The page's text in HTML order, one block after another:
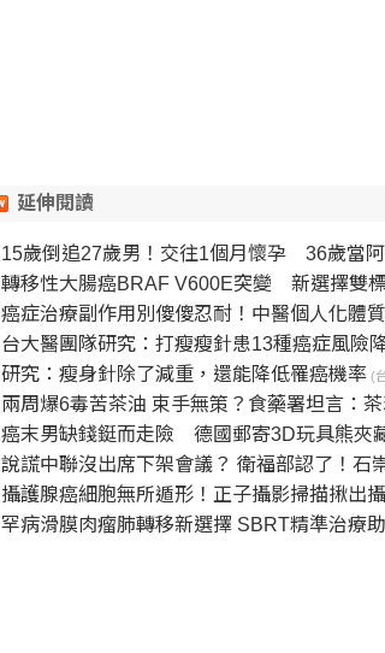
延伸閱讀
15歲倒追27歲男！交往1個月懷孕 36歲當
轉移性大腸癌BRAF V600E突變 新選擇雙
癌症治療副作用別傻傻忍耐！中醫個人化體
台大醫團隊研究：打瘦瘦針患13種癌症風險
研究：瘦身針除了減重，還能降低罹癌機率 (
兩周爆6毒苦茶油 束手無策？食藥署坦言：
癌末男缺錢鋌而走險 德國郵寄3D玩具熊夾
說謊中聯沒出席下架會議？ 衛福部認了！石
攝護腺癌細胞無所遁形！正子攝影掃描揪出
罕病滑膜肉瘤肺轉移新選擇 SBRT精準治療